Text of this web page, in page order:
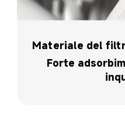
Materiale del
Forte